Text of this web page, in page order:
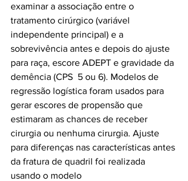
examinar a associação entre o
tratamento cirúrgico (variável
independente principal) e a
sobrevivência antes e depois do ajuste
para raça, escore ADEPT e gravidade da
demência (CPS  5 ou 6). Modelos de
regressão logística foram usados para
gerar escores de propensão que
estimaram as chances de receber
cirurgia ou nenhuma cirurgia. Ajuste
para diferenças nas características antes
da fratura de quadril foi realizada
usando o modelo